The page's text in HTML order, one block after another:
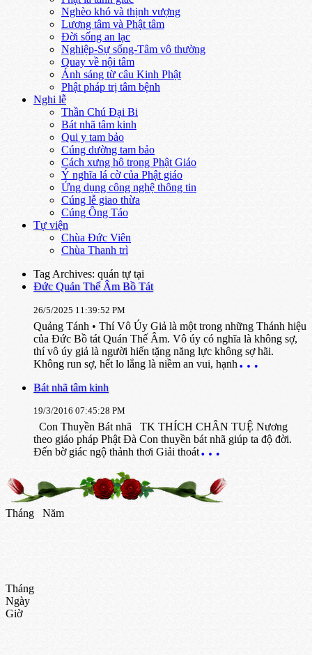
Nghèo khó và thịnh vượng
Lương tâm và Phật tâm
Đời sống an lạc
Nghiệp-Sự sống-Tâm vô thường
Quay về nội tâm
Ánh sáng từ câu Kinh Phật
Phật pháp trị tâm bệnh
Nghi lễ
Thần Chú Đại Bi
Bát nhã tâm kinh
Qui y tam bảo
Cúng dường tam bảo
Cách xưng hô trong Phật Giáo
Ý nghĩa lá cờ của Phật giáo
Ứng dụng công nghệ thông tin
Cúng lễ giao thừa
Cúng Ông Táo
Tự viện
Chùa Đức Viên
Chùa Thanh trì
Tag Archives: quán tự tại
Đức Quán Thế Âm Bồ Tát
26/5/2025 11:39:52 PM
Quảng Tánh • Thí Vô Úy Giả là một trong những Thánh hiệu
của Đức Bồ tát Quán Thế Âm. Vô úy có nghĩa là không sợ,
thí vô úy giả là người hiến tặng năng lực không sợ hãi.
Không run sợ, hết lo lắng là niềm an vui, hạnh
Bát nhã tâm kinh
19/3/2016 07:45:28 PM
Con Thuyền Bát nhã TK THÍCH CHÂN TUỆ Nương
theo giáo pháp Phật Ðà Con thuyền bát nhã giúp ta độ đời.
Ðến bờ giác ngộ thảnh thơi Giải thoát
Tháng Năm
Tháng
Ngày
Giờ